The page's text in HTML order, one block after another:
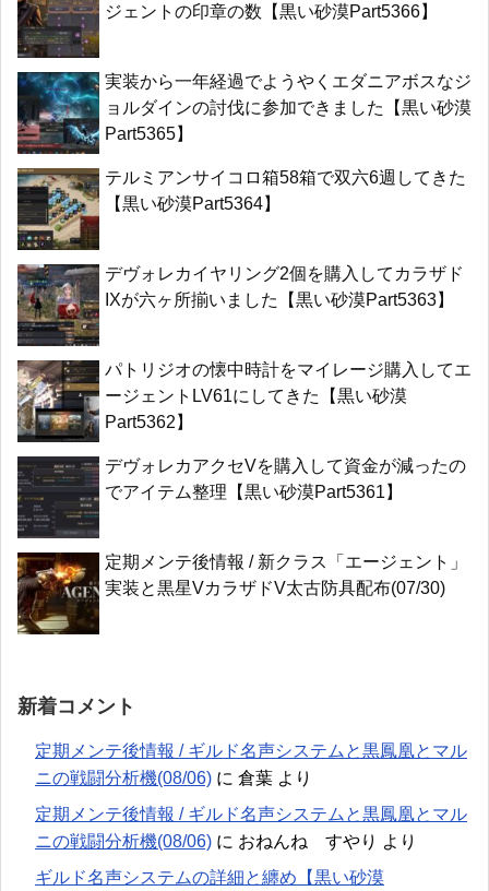
ジェントの印章の数【黒い砂漠Part5366】
実装から一年経過でようやくエダニアボスなジ
ョルダインの討伐に参加できました【黒い砂漠
Part5365】
テルミアンサイコロ箱58箱で双六6週してきた
【黒い砂漠Part5364】
デヴォレカイヤリング2個を購入してカラザド
IXが六ヶ所揃いました【黒い砂漠Part5363】
パトリジオの懐中時計をマイレージ購入してエ
ージェントLV61にしてきた【黒い砂漠
Part5362】
デヴォレカアクセVを購入して資金が減ったの
でアイテム整理【黒い砂漠Part5361】
定期メンテ後情報 / 新クラス「エージェント」
実装と黒星VカラザドV太古防具配布(07/30)
新着コメント
定期メンテ後情報 / ギルド名声システムと黒鳳凰とマル
ニの戦闘分析機(08/06) に 倉葉 より
定期メンテ後情報 / ギルド名声システムと黒鳳凰とマル
ニの戦闘分析機(08/06) に おねんね すやり より
ギルド名声システムの詳細と纏め【黒い砂漠